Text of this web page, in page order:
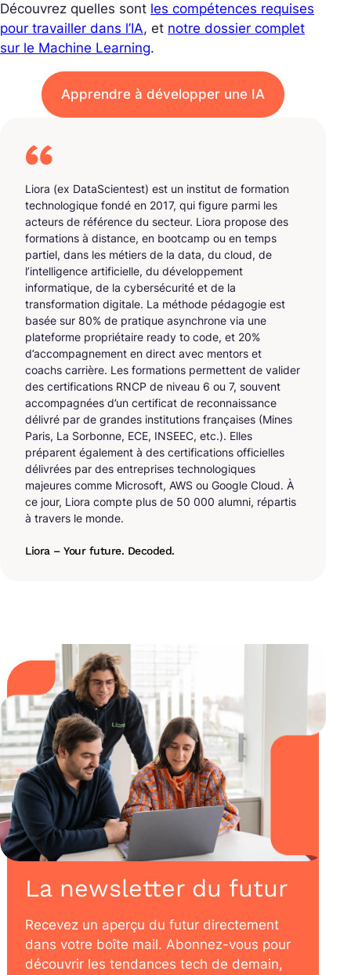
Découvrez quelles sont les compétences requises
pour travailler dans l’IA, et notre dossier complet
sur le Machine Learning.
Apprendre à développer une IA
Liora (ex DataScientest) est un institut de formation
technologique fondé en 2017, qui figure parmi les
acteurs de référence du secteur. Liora propose des
formations à distance, en bootcamp ou en temps
partiel, dans les métiers de la data, du cloud, de
l’intelligence artificielle, du développement
informatique, de la cybersécurité et de la
transformation digitale. La méthode pédagogie est
basée sur 80% de pratique asynchrone via une
plateforme propriétaire ready to code, et 20%
d’accompagnement en direct avec mentors et
coachs carrière. Les formations permettent de valider
des certifications RNCP de niveau 6 ou 7, souvent
accompagnées d’un certificat de reconnaissance
délivré par de grandes institutions françaises (Mines
Paris, La Sorbonne, ECE, INSEEC, etc.). Elles
préparent également à des certifications officielles
délivrées par des entreprises technologiques
majeures comme Microsoft, AWS ou Google Cloud. À
ce jour, Liora compte plus de 50 000 alumni, répartis
à travers le monde.
Liora – Your future. Decoded.
La newsletter du futur
Recevez un aperçu du futur directement
dans votre boîte mail. Abonnez-vous pour
découvrir les tendances tech de demain,